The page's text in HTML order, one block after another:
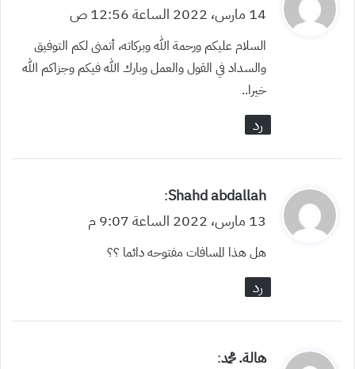
ق
و
ل
14 مارس، 2022 الساعة 12:56 ص
السلام عليكم ورحمة الله وبركاته، أتمنى لكم التوفيق
والسداد في القول والعمل وبارك الله فيكم وجزاكم الله
خيرا..
رد
ي
ق
و
Shahd abdallah
:
13 مارس، 2022 الساعة 9:07 م
هل هذا المسافات مفتوحه دائما ؟؟
رد
ي
هالة. محمد: